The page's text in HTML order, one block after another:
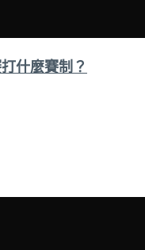
什麼賽制？